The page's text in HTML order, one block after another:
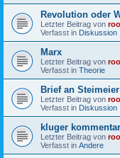
Revolution oder
Letzter Beitrag von
Verfasst in Diskussion
Marx
Letzter Beitrag von
Verfasst in Theorie
Brief an Steimeier
Letzter Beitrag von
Verfasst in Diskussion
kluger
Letzter Beitrag von
Verfasst in Andere